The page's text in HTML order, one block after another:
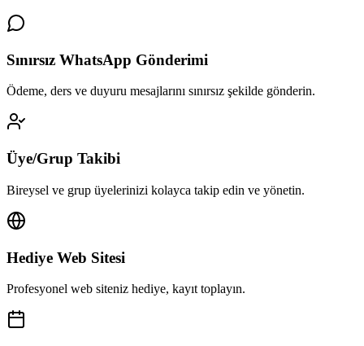
Sınırsız WhatsApp Gönderimi
Ödeme, ders ve duyuru mesajlarını sınırsız şekilde gönderin.
Üye/Grup Takibi
Bireysel ve grup üyelerinizi kolayca takip edin ve yönetin.
Hediye Web Sitesi
Profesyonel web siteniz hediye, kayıt toplayın.